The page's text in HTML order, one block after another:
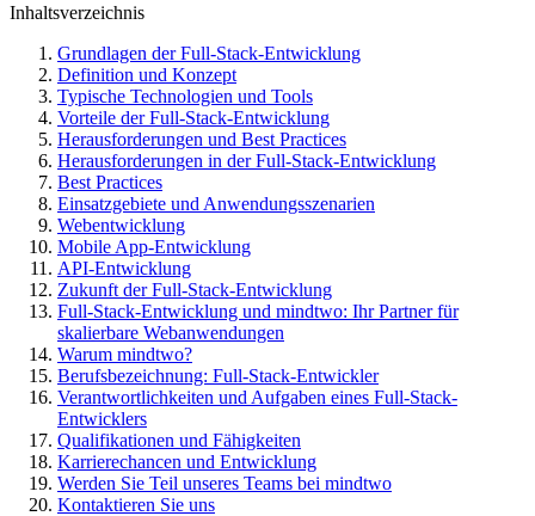
Inhaltsverzeichnis
Grundlagen der Full-Stack-Entwicklung
Definition und Konzept
Typische Technologien und Tools
Vorteile der Full-Stack-Entwicklung
Herausforderungen und Best Practices
Herausforderungen in der Full-Stack-Entwicklung
Best Practices
Einsatzgebiete und Anwendungsszenarien
Webentwicklung
Mobile App-Entwicklung
API-Entwicklung
Zukunft der Full-Stack-Entwicklung
Full-Stack-Entwicklung und mindtwo: Ihr Partner für
skalierbare Webanwendungen
Warum mindtwo?
Berufsbezeichnung: Full-Stack-Entwickler
Verantwortlichkeiten und Aufgaben eines Full-Stack-
Entwicklers
Qualifikationen und Fähigkeiten
Karrierechancen und Entwicklung
Werden Sie Teil unseres Teams bei mindtwo
Kontaktieren Sie uns